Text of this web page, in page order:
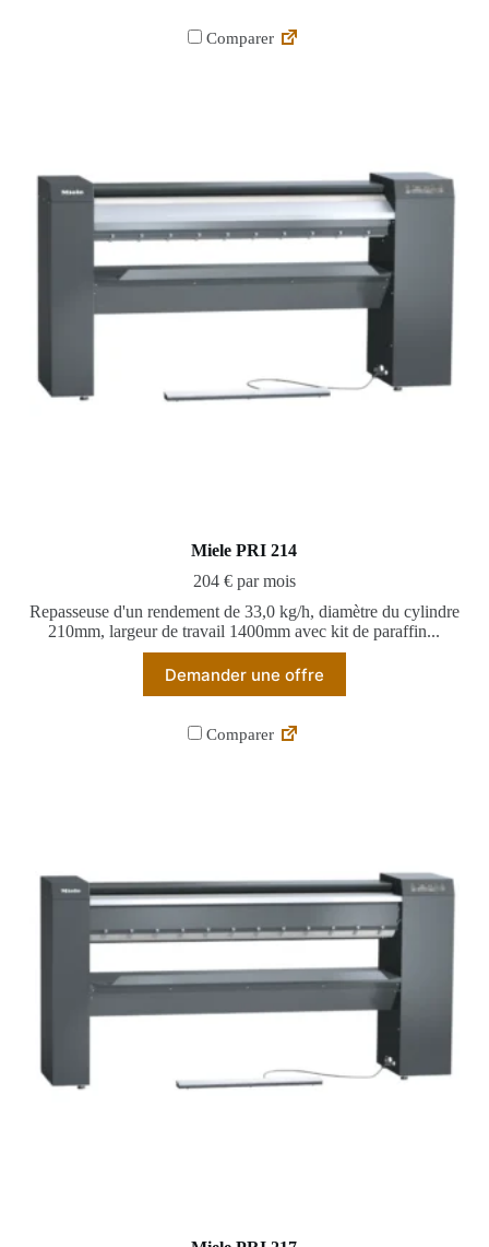
Comparer
Miele PRI 214
204 € par mois
Repasseuse d'un rendement de 33,0 kg/h, diamètre du cylindre
210mm, largeur de travail 1400mm avec kit de paraffin...
Demander une offre
Comparer